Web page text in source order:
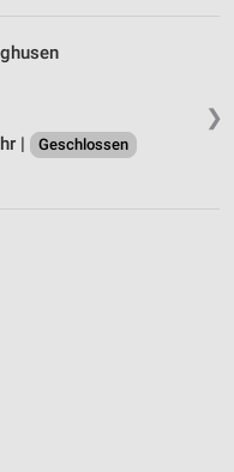
❯
|
Geschlossen